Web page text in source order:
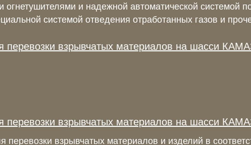
и надежной автоматической системой
системой отведения отработанных газов и
перевозки взрывчатых материалов на шасси
перевозки взрывчатых материалов на шасси
перевозки взрывчатых материалов и изделий в